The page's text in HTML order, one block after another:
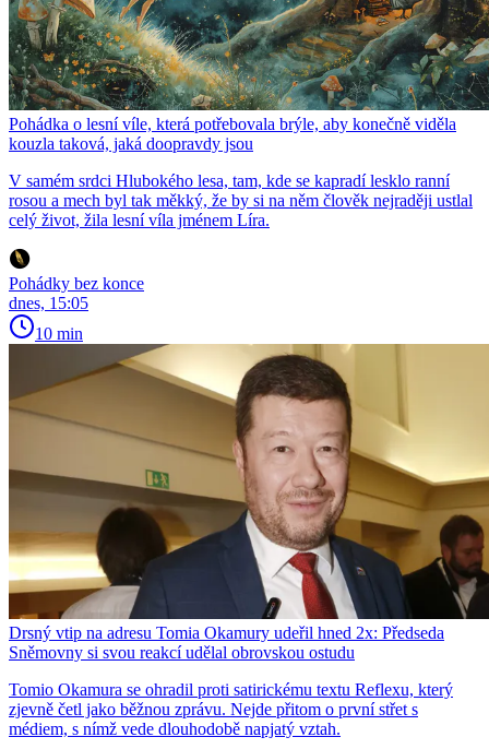
Pohádka o lesní víle, která potřebovala brýle, aby konečně viděla
kouzla taková, jaká doopravdy jsou
V samém srdci Hlubokého lesa, tam, kde se kapradí lesklo ranní
rosou a mech byl tak měkký, že by si na něm člověk nejraději ustlal
celý život, žila lesní víla jménem Líra.
Pohádky bez konce
dnes, 15:05
10 min
Drsný vtip na adresu Tomia Okamury udeřil hned 2x: Předseda
Sněmovny si svou reakcí udělal obrovskou ostudu
Tomio Okamura se ohradil proti satirickému textu Reflexu, který
zjevně četl jako běžnou zprávu. Nejde přitom o první střet s
médiem, s nímž vede dlouhodobě napjatý vztah.